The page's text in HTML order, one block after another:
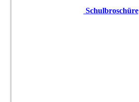
Schulbroschüre